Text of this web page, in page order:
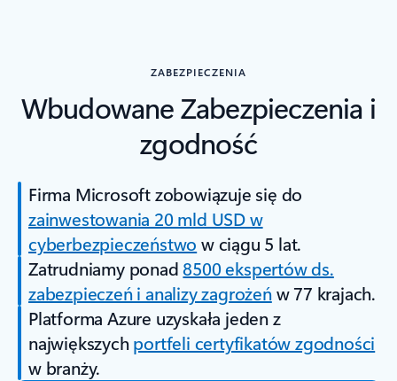
ZABEZPIECZENIA
Wbudowane Zabezpie­czenia i
zgodność
Firma Microsoft zobowiązuje się do
zainwestowania 20 mld USD w
cyberbezpieczeństwo w ciągu 5 lat.
Zatrudniamy ponad8500 ekspertów ds.
zabezpieczeń i analizy zagrożeńw 77 krajach.
Platforma Azure uzyskała jeden z
największychportfeli certyfikatów zgodności
w branży.